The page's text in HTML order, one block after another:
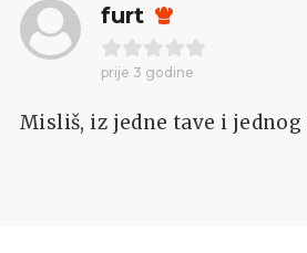
furt
prije 3 godine
Misliš, iz jedne tave i jednog